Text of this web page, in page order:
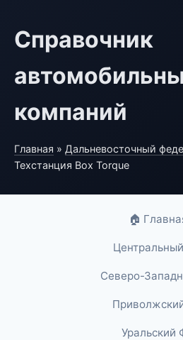
Справочник
компаний
Главная » Дальневосточный
Техстанция Box Torque
🏠
Северо-
Уральский